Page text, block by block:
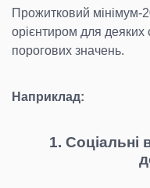
Прожитковий мінімум-
орієнтиром для деяких
порогових значень.
Наприклад:
1. Соціальні